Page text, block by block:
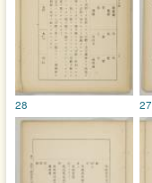
27
28